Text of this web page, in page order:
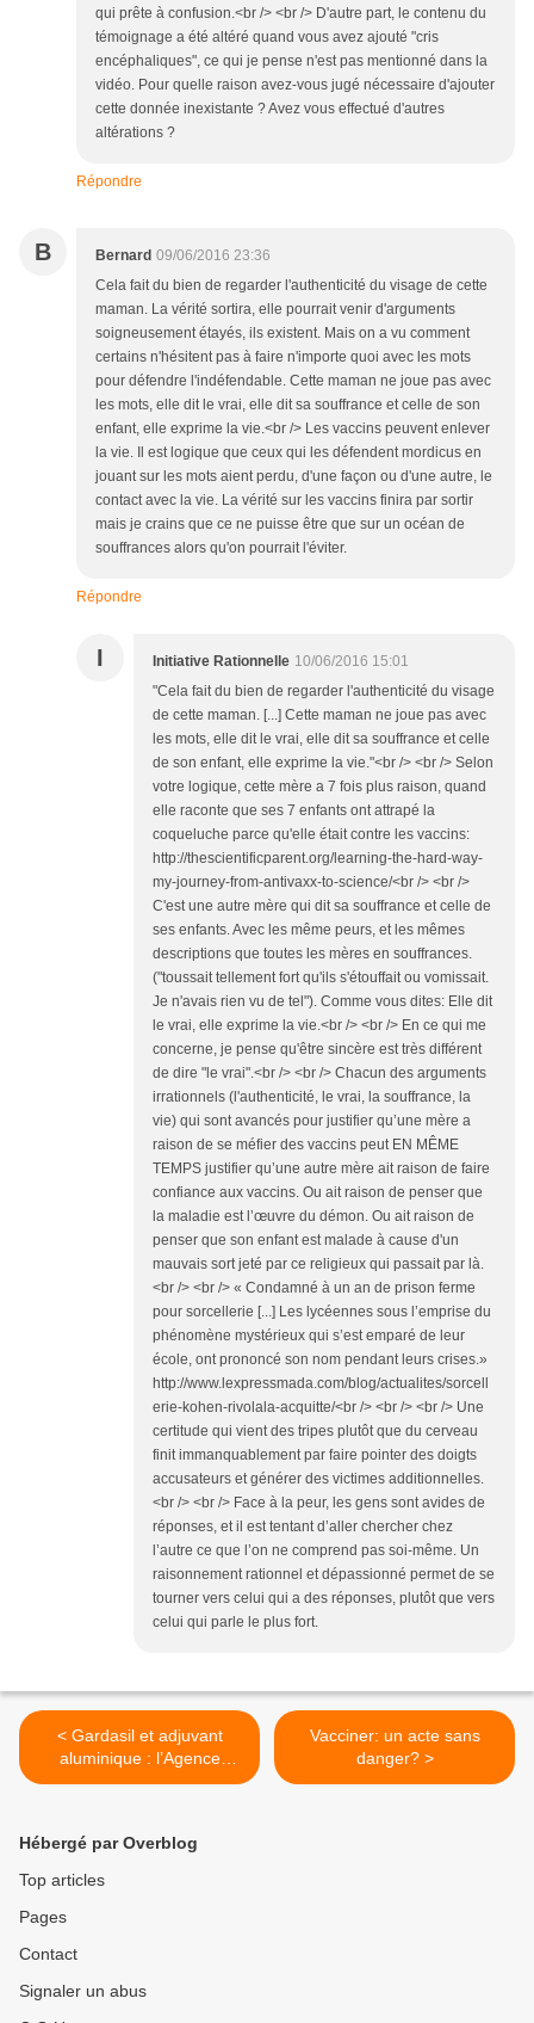
qui prête à confusion.<br /> <br /> D'autre part, le contenu du
témoignage a été altéré quand vous avez ajouté "cris
encéphaliques", ce qui je pense n'est pas mentionné dans la
vidéo. Pour quelle raison avez-vous jugé nécessaire d'ajouter
cette donnée inexistante ? Avez vous effectué d'autres
altérations ?
Répondre
B Bernard 09/06/2016 23:36
Cela fait du bien de regarder l'authenticité du visage de cette
maman. La vérité sortira, elle pourrait venir d'arguments
soigneusement étayés, ils existent. Mais on a vu comment
certains n'hésitent pas à faire n'importe quoi avec les mots
pour défendre l'indéfendable. Cette maman ne joue pas avec
les mots, elle dit le vrai, elle dit sa souffrance et celle de son
enfant, elle exprime la vie.<br /> Les vaccins peuvent enlever
la vie. Il est logique que ceux qui les défendent mordicus en
jouant sur les mots aient perdu, d'une façon ou d'une autre, le
contact avec la vie. La vérité sur les vaccins finira par sortir
mais je crains que ce ne puisse être que sur un océan de
souffrances alors qu'on pourrait l'éviter.
Répondre
I Initiative Rationnelle 10/06/2016 15:01
"Cela fait du bien de regarder l'authenticité du visage
de cette maman. [...] Cette maman ne joue pas avec
les mots, elle dit le vrai, elle dit sa souffrance et celle
de son enfant, elle exprime la vie."<br /> <br /> Selon
votre logique, cette mère a 7 fois plus raison, quand
elle raconte que ses 7 enfants ont attrapé la
coqueluche parce qu'elle était contre les vaccins:
http://thescientificparent.org/learning-the-hard-way-
my-journey-from-antivaxx-to-science/<br /> <br />
C'est une autre mère qui dit sa souffrance et celle de
ses enfants. Avec les même peurs, et les mêmes
descriptions que toutes les mères en souffrances.
("toussait tellement fort qu'ils s'étouffait ou vomissait.
Je n'avais rien vu de tel"). Comme vous dites: Elle dit
le vrai, elle exprime la vie.<br /> <br /> En ce qui me
concerne, je pense qu'être sincère est très différent
de dire "le vrai".<br /> <br /> Chacun des arguments
irrationnels (l'authenticité, le vrai, la souffrance, la
vie) qui sont avancés pour justifier qu’une mère a
raison de se méfier des vaccins peut EN MÊME
TEMPS justifier qu’une autre mère ait raison de faire
confiance aux vaccins. Ou ait raison de penser que
la maladie est l’œuvre du démon. Ou ait raison de
penser que son enfant est malade à cause d'un
mauvais sort jeté par ce religieux qui passait par là.
<br /> <br /> « Condamné à un an de prison ferme
pour sorcellerie [...] Les lycéennes sous l’emprise du
phénomène mystérieux qui s’est emparé de leur
école, ont prononcé son nom pendant leurs crises.»
http://www.lexpressmada.com/blog/actualites/sorcell
erie-kohen-rivolala-acquitte/<br /> <br /> <br /> Une
certitude qui vient des tripes plutôt que du cerveau
finit immanquablement par faire pointer des doigts
accusateurs et générer des victimes additionnelles.
<br /> <br /> Face à la peur, les gens sont avides de
réponses, et il est tentant d’aller chercher chez
l’autre ce que l’on ne comprend pas soi-même. Un
raisonnement rationnel et dépassionné permet de se
tourner vers celui qui a des réponses, plutôt que vers
celui qui parle le plus fort.
< Gardasil et adjuvant
aluminique : l’Agence
Européenne du
Vacciner: un acte sans
danger? >
Hébergé par Overblog
Top articles
Pages
Contact
Signaler un abus